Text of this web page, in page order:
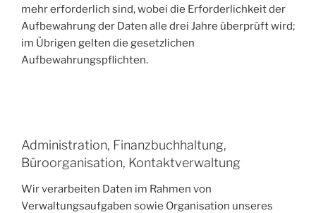
mehr erforderlich sind, wobei die Erforderlichkeit der
Aufbewahrung der Daten alle drei Jahre überprüft wird;
im Übrigen gelten die gesetzlichen
Aufbewahrungspflichten.
Administration, Finanzbuchhaltung,
Büroorganisation, Kontaktverwaltung
Wir verarbeiten Daten im Rahmen von
Verwaltungsaufgaben sowie Organisation unseres